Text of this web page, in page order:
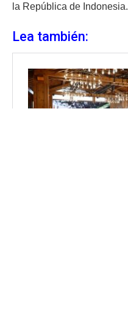
la República de Indonesia.
Lea también: